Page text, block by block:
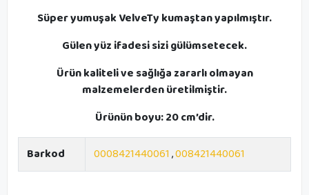
Süper yumuşak VelveTy kumaştan yapılmıştır.
Gülen yüz ifadesi sizi gülümsetecek.
Ürün kaliteli ve sağlığa zararlı olmayan
malzemelerden üretilmiştir.
Ürünün boyu: 20 cm’dir.
Barkod 0008421440061,008421440061